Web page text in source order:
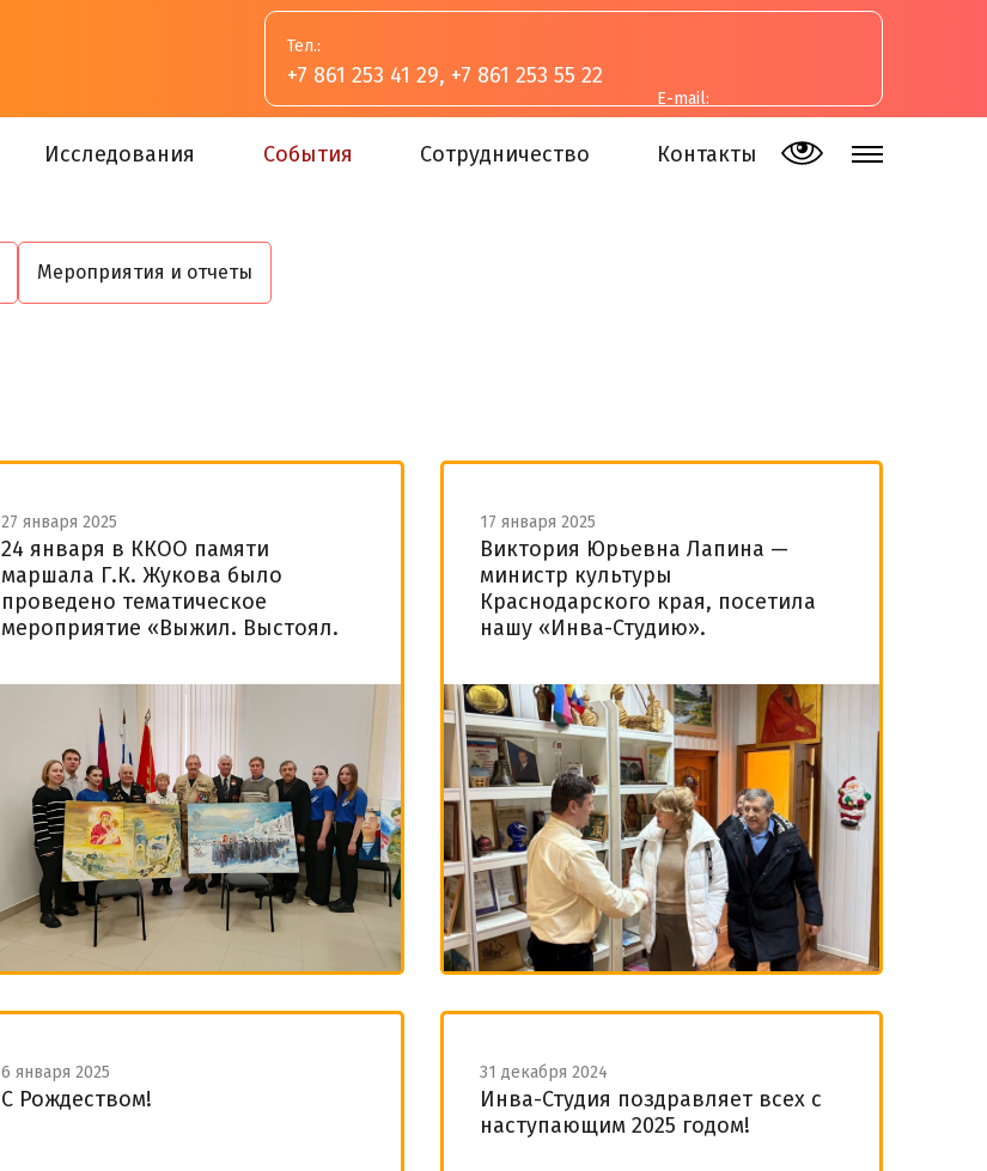
Тел.:
+7 861 253 41 29, +7 861 253 55 22
E-mail:
Исследования События Сотрудничество Контакты
Мероприятия и отчеты
27 января 2025
️24 января в ККОО памяти
маршала Г.К. Жукова было
проведено тематическое
мероприятие «Выжил. Выстоял.
17 января 2025
Виктория Юрьевна Лапина —
министр культуры
Краснодарского края, посетила
нашу «Инва-Студию».
6 января 2025
С Рождеством!
31 декабря 2024
Инва-Студия поздравляет всех с
наступающим 2025 годом!